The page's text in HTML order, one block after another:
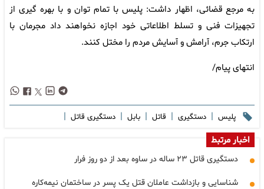
به مرجع قضائی، اظهار داشت: پلیس با تمام توان و با بهره گیری از
تجهیزات فنی و تسلط اطلاعاتی خود اجازه نخواهند داد مجرمان با
ارتکاب جرم، آرامش و آسایش مردم را مختل کنند.
انتهای پیام/
پلیس | دستگیری | قاتل | بابل | دستگیری قاتل |
اخبار مرتبط
دستگیری قاتل ۲۳ ساله در ساوه بعد از دو روز فرار
شناسایی و بازداشت عاملان قتل یک پسر در ساختمان نیمه‌کاره